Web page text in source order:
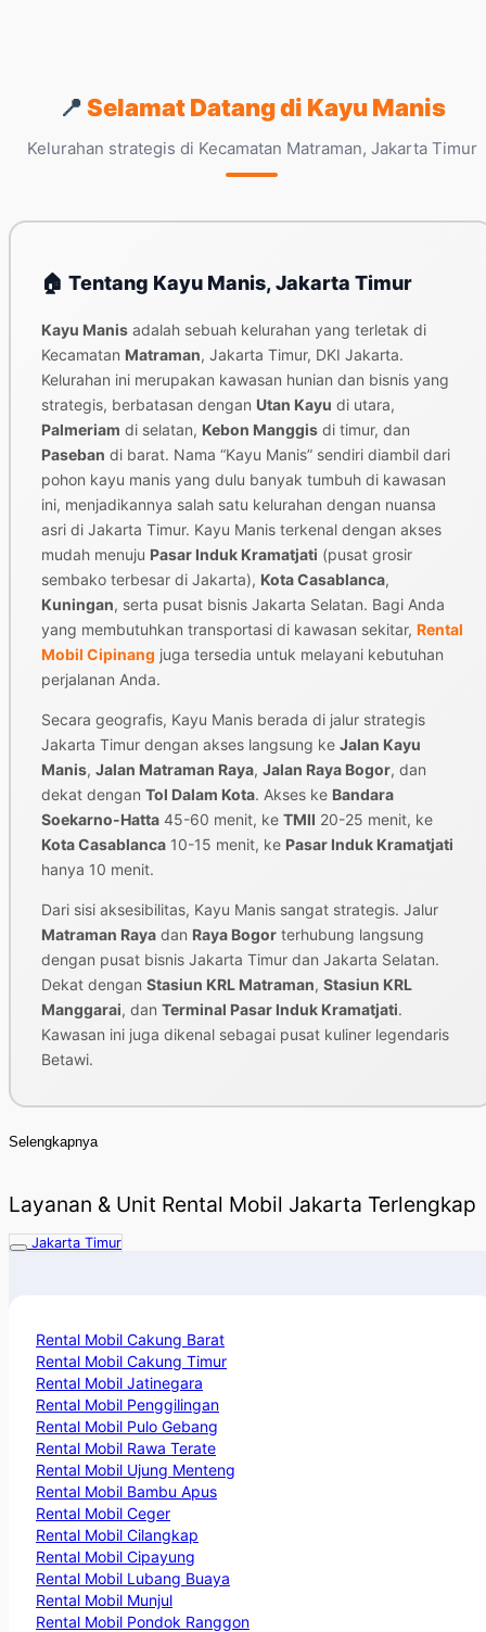
📍Selamat Datang di Kayu Manis
Kelurahan strategis di Kecamatan Matraman, Jakarta Timur
🏠 Tentang Kayu Manis, Jakarta Timur
Kayu Manisadalah sebuah kelurahan yang terletak di
Kecamatan Matraman, Jakarta Timur, DKI Jakarta.
Kelurahan ini merupakan kawasan hunian dan bisnis yang
strategis, berbatasan dengan Utan Kayu di utara,
Palmeriam di selatan, Kebon Manggisdi timur, dan
Paseban di barat. Nama “Kayu Manis” sendiri diambil dari
pohon kayu manis yang dulu banyak tumbuh di kawasan
ini, menjadikannya salah satu kelurahan dengan nuansa
asri di Jakarta Timur. Kayu Manis terkenal dengan akses
mudah menuju Pasar Induk Kramatjati (pusat grosir
sembako terbesar di Jakarta), Kota Casablanca,
Kuningan, serta pusat bisnis Jakarta Selatan. Bagi Anda
yang membutuhkan transportasi di kawasan sekitar, Rental
Mobil Cipinang juga tersedia untuk melayani kebutuhan
perjalanan Anda.
Secara geografis, Kayu Manis berada di jalur strategis
Jakarta Timur dengan akses langsung ke Jalan Kayu
Manis, Jalan Matraman Raya, Jalan Raya Bogor, dan
dekat dengan Tol Dalam Kota. Akses ke Bandara
Soekarno-Hatta45-60 menit, ke TMII 20-25 menit, ke
Kota Casablanca10-15 menit, ke Pasar Induk Kramatjati
hanya 10 menit.
Dari sisi aksesibilitas, Kayu Manis sangat strategis. Jalur
Matraman Rayadan Raya Bogorterhubung langsung
dengan pusat bisnis Jakarta Timur dan Jakarta Selatan.
Dekat dengan Stasiun KRL Matraman, Stasiun KRL
Manggarai, dan Terminal Pasar Induk Kramatjati.
Kawasan ini juga dikenal sebagai pusat kuliner legendaris
Betawi.
Selengkapnya
Layanan & Unit Rental Mobil Jakarta Terlengkap
Jakarta Timur
Rental Mobil Cakung Barat
Rental Mobil Cakung Timur
Rental Mobil Jatinegara
Rental Mobil Penggilingan
Rental Mobil Pulo Gebang
Rental Mobil Rawa Terate
Rental Mobil Ujung Menteng
Rental Mobil Bambu Apus
Rental Mobil Ceger
Rental Mobil Cilangkap
Rental Mobil Cipayung
Rental Mobil Lubang Buaya
Rental Mobil Munjul
Rental Mobil Pondok Ranggon